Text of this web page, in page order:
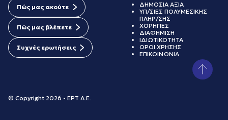
Πώς μας ακούτε
Πώς μας βλέπετε
Συχνές ερωτήσεις
© Copyright 2026 - ΕΡΤ Α.Ε.
ΔΗΜΟΣΙΑ ΑΞΙΑ
ΥΠ/ΣΙΕΣ ΠΟΛΥΜΕΣΙΚΗΣ
ΠΛΗΡ/ΣΗΣ
ΧΟΡΗΓΙΕΣ
ΔΙΑΦΗΜΙΣΗ
ΙΔΙΩΤΙΚΟΤΗΤΑ
ΟΡΟΙ ΧΡΗΣΗΣ
ΕΠΙΚΟΙΝΩΝΙΑ